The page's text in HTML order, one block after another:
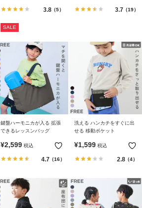
3.8（5）
SALE
3.7（19）
鍵盤ハーモニカが入る 拡張
できるレッスンバッグ
¥2,599 税込
4.7（16）
洗える ハンカチをすぐに出
せる 移動ポケット
¥1,599 税込
2.8（4）